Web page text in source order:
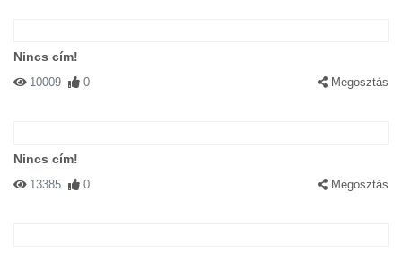
Nincs cím!
10009 0 Megosztás
Nincs cím!
13385 0 Megosztás